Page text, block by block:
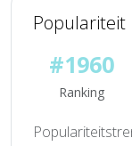
Populariteit
#1960
Ranking